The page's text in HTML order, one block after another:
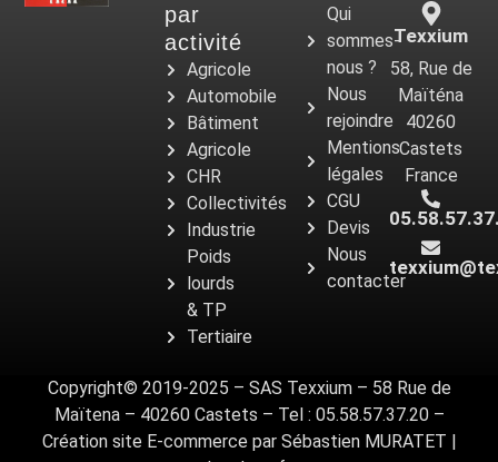
par
activité
Agricole
Automobile
Bâtiment
Agricole
CHR
Collectivités
Industrie
Poids
lourds
& TP
Tertiaire
Qui
sommes-
nous ?
Nous
rejoindre
Mentions
légales
CGU
Devis
Nous
contacter
Texxium
58, Rue de
Maïténa
40260
Castets
France
Copyright© 2019-2025 – SAS Texxium – 58 Rue de
Maïtena – 40260 Castets – Tel : 05.58.57.37.20 –
Création site E-commerce par Sébastien MURATET |